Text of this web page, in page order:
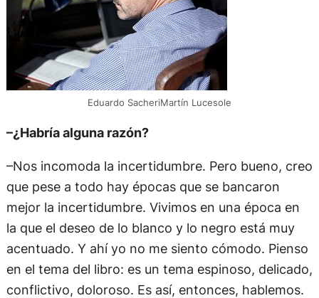
Eduardo SacheriMartín Lucesole
–¿Habría alguna razón?
–Nos incomoda la incertidumbre. Pero bueno, creo
que pese a todo hay épocas que se bancaron
mejor la incertidumbre. Vivimos en una época en
la que el deseo de lo blanco y lo negro está muy
acentuado. Y ahí yo no me siento cómodo. Pienso
en el tema del libro: es un tema espinoso, delicado,
conflictivo, doloroso. Es así, entonces, hablemos.